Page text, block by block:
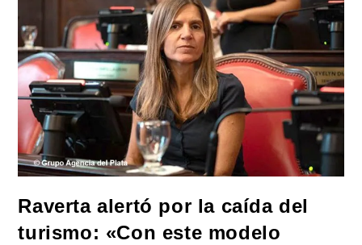
Educación
Pública
En
Malvinas
Argentinas
Con
Obras
Clave
En
Grand
Bourg
Raverta alertó por la caída del
turismo: «Con este modelo